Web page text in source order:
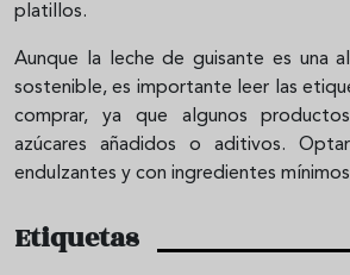
platillos.
Aunque la leche de guisante es una
sostenible, es importante leer las
comprar, ya que algunos
azúcares añadidos o aditivos.
endulzantes y con ingredientes
Etiquetas